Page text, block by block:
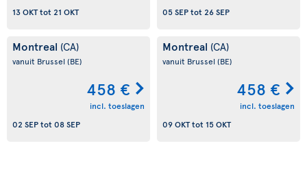
13 OKTtot 21 OKT
05 SEPtot 26 SEP
Montreal (CA)
vanuit Brussel (BE)
458 €
incl. toeslagen
02 SEPtot 08 SEP
Montreal (CA)
vanuit Brussel (BE)
458 €
incl. toeslagen
09 OKTtot 15 OKT